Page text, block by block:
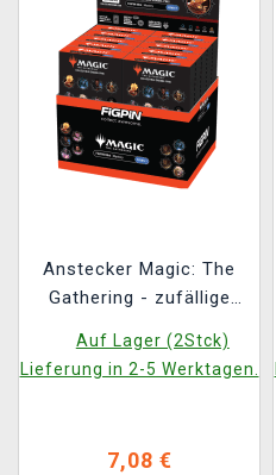
Anstecker Magic: The
Gathering - zufällige
Auf Lager (2Stck)
Lieferung in 2-5 Werktagen.
7,08 €